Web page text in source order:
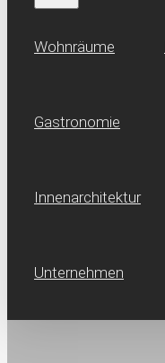
Wohn­räume
Gastronomie
Innen­architektur
Unternehmen